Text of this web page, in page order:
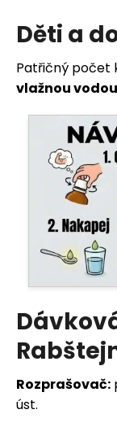
Děti a
Patřičný počet
vlažnou vodou
Rozprašovač:
úst.